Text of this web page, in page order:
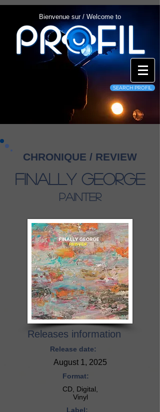
Bienvenue sur / Welcome to
SEARCH PROFIL
CHRONIQUE / REVIEW
Finally George
Painter
Releases information
Release date:
August 1, 2025
Format:
CD, Digital,
Vinyl
Label: